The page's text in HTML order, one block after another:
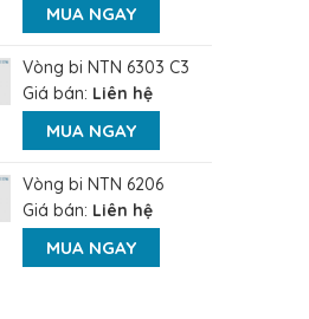
MUA NGAY
Vòng bi NTN 6303 C3
Giá bán: Liên hệ
MUA NGAY
Vòng bi NTN 6206
Giá bán: Liên hệ
MUA NGAY